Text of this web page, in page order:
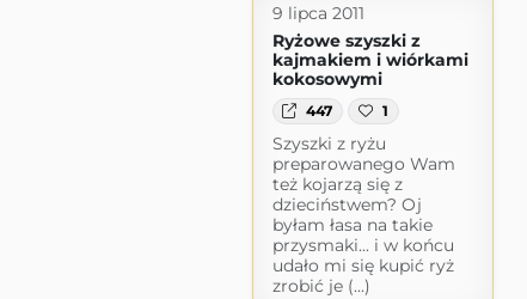
9 lipca 2011
Ryżowe szyszki z
kajmakiem i wiórkami
kokosowymi
447 1
Szyszki z ryżu
preparowanego Wam
też kojarzą się z
dzieciństwem? Oj
byłam łasa na takie
przysmaki... i w końcu
udało mi się kupić ryż
zrobić je (...)